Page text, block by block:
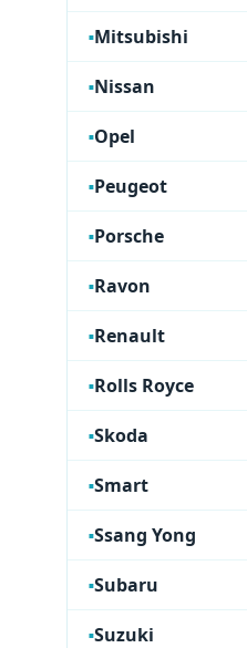
Mitsubishi
Nissan
Opel
Peugeot
Porsche
Ravon
Renault
Rolls Royce
Skoda
Smart
Ssang Yong
Subaru
Suzuki